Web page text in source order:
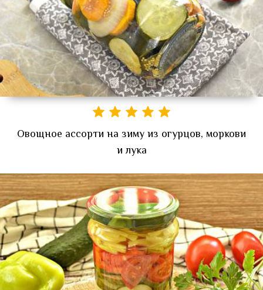
Овощное ассорти на зиму из огурцов, моркови
и лука